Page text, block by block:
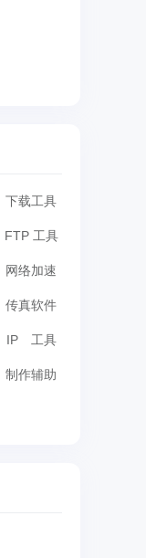
下载工具
FTP 工具
网络加速
传真软件
IP 工具
制作辅助